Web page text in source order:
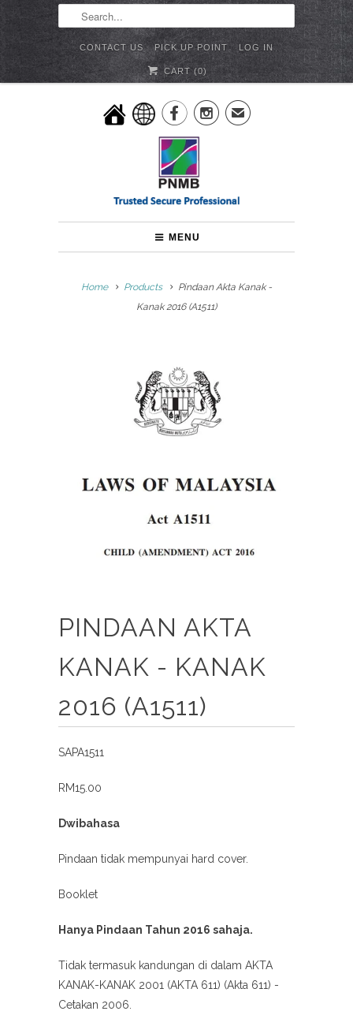
CONTACT US PICK UP POINT LOG IN
CART (0)
✉
MENU
Home Products
Pindaan Akta Kanak -
Kanak 2016 (A1511)
PINDAAN AKTA
KANAK - KANAK
2016 (A1511)
SAPA1511
RM15.00
Dwibahasa
Pindaan tidak mempunyai hard cover.
Booklet
Hanya Pindaan Tahun 2016 sahaja.
Tidak termasuk kandungan di dalam AKTA
KANAK-KANAK 2001 (AKTA 611) (Akta 611) -
Cetakan 2006.